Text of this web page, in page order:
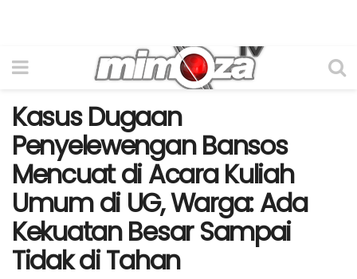
Kasus Dugaan
Penyelewengan Bansos
Mencuat di Acara Kuliah
Umum di UG, Warga: Ada
Kekuatan Besar Sampai
Tidak di Tahan